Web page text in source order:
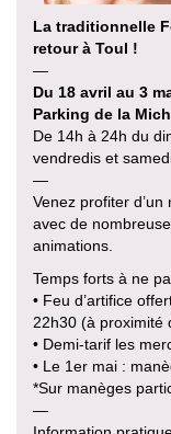
La traditionnelle
retour à Toul !
—
Du 18 avril au 3
Parking de la
De 14h à 24h du
vendredis et
—
Venez profiter
avec de
animations.
Temps forts à ne
• Feu d’artifice
22h30 (à proximité
• Demi-tarif les
• Le 1er mai :
*Sur manèges
—